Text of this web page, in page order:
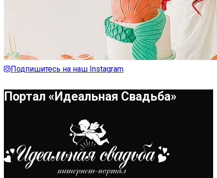
Подпишитесь на наш Instagram
Портал «Идеальная Свадьба»